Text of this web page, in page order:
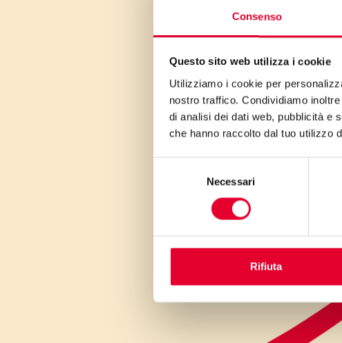
Consenso
Questo sito web utilizza i cookie
Utilizziamo i cookie per
nostro traffico. Condividiamo
di analisi dei dati web, pubblicità e
che hanno raccolto dal tuo utilizzo
Necessari
Rifiuta